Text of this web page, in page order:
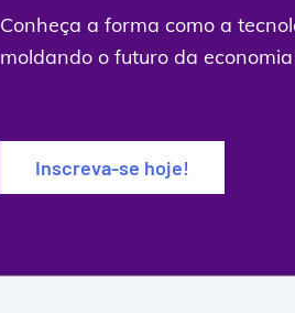
Conheça a forma como a
moldando o futuro da
Inscreva-se hoje!